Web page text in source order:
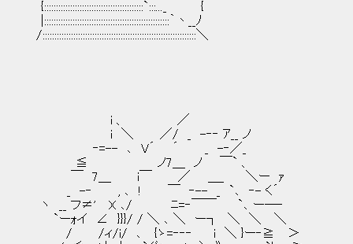
{::::::::::::::::::::::::::::::::::::::::::`:::..._ {
|:::::::::::::::::::::::::::::::::::::::::::::::::::::｀丶__ﾉ
/:::::::::::::::::::::::::::::::::::::::::::::::::::::::::::::::::＼
i 、 ／
i ＼ ／/ _ -‐‐ ｱ__ ノ
‐=-- ､ V´ ´ _ -‐／_
≦ ノ7＿ ノ ￣` 、
￣ 7＿ i￣ ／ ＿_ ＼ー ｧ
_ -‐ , ､ ! ￣ ‐-- _ `､ ‐- く´
ヽ __ フ≠' X ､/ ﾆ=‐￣￣ `､ ー―‐
`ーｫイ ∠ }}}/ / ＼ ､ ＼ ー┐ ＼ ＼ ＼
/ /ィ/i/ ､ {ゝ=‐‐‐ i ＼ }ー‐≧ ＞